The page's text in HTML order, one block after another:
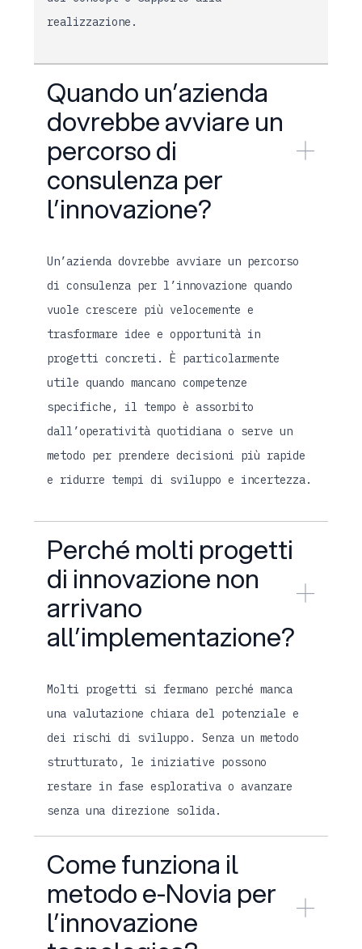
realizzazione.
Quando un’azienda
dovrebbe avviare un
percorso di
consulenza per
l’innovazione?
Un’azienda dovrebbe avviare un percorso
di consulenza per l’innovazione quando
vuole crescere più velocemente e
trasformare idee e opportunità in
progetti concreti. È particolarmente
utile quando mancano competenze
specifiche, il tempo è assorbito
dall’operatività quotidiana o serve un
metodo per prendere decisioni più rapide
e ridurre tempi di sviluppo e incertezza.
Perché molti progetti
di innovazione non
arrivano
all’implementazione?
Molti progetti si fermano perché manca
una valutazione chiara del potenziale e
dei rischi di sviluppo. Senza un metodo
strutturato, le iniziative possono
restare in fase esplorativa o avanzare
senza una direzione solida.
Come funziona il
metodo e-Novia per
l’innovazione